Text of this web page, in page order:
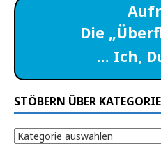
Die
… Ich,
STÖBERN ÜBER